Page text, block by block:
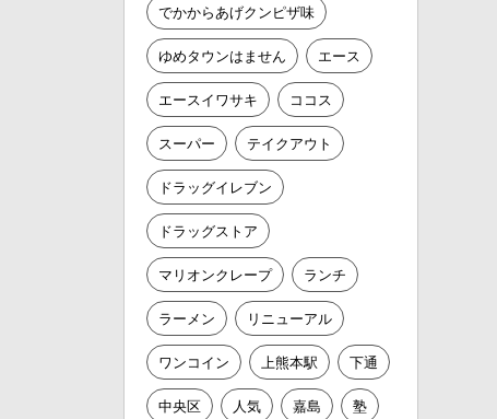
でかからあげクンピザ味
ゆめタウンはません エース
エースイワサキ ココス
スーパー テイクアウト
ドラッグイレブン
ドラッグストア
マリオンクレープ ランチ
ラーメン リニューアル
ワンコイン 上熊本駅 下通
中央区 人気 嘉島 塾